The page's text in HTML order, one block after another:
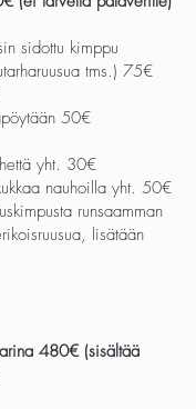
sidottu kimppu
tms.) 75€
50€
yht. 30€
nauhoilla yht. 50€
runsaamman
lisätään
480€ (sisältää